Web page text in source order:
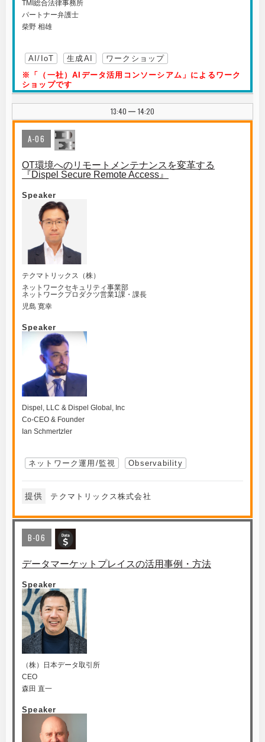
TMI総合法律事務所
パートナー弁護士
柴野 相雄
AI/IoT 生成AI
ワークショップ
※「（一社）AIデータ活用コンソーシアム」によるワーク
ショップです
13:40 | 14:20
A-06
OT環境へのリモートメンテナンスを変革する
『Dispel Secure Remote Access』
Speaker
テクマトリックス（株）
ネットワークセキュリティ事業部
ネットワークプロダクツ営業1課・課長
児島 寛幸
Speaker
Dispel, LLC & Dispel Global, Inc
Co-CEO & Founder
Ian Schmertzler
ネットワーク運用/監視 Observability
提供 テクマトリックス株式会社
B-06
データマーケットプレイスの活用事例・方法
Speaker
（株）日本データ取引所
CEO
森田 直一
Speaker